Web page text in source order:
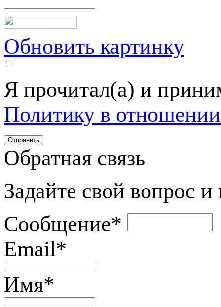
Обновить картинку
Я прочитал(а) и
Политику в
Обратная связь
Задайте свой вопрос
Сообщение*
Email*
Имя*